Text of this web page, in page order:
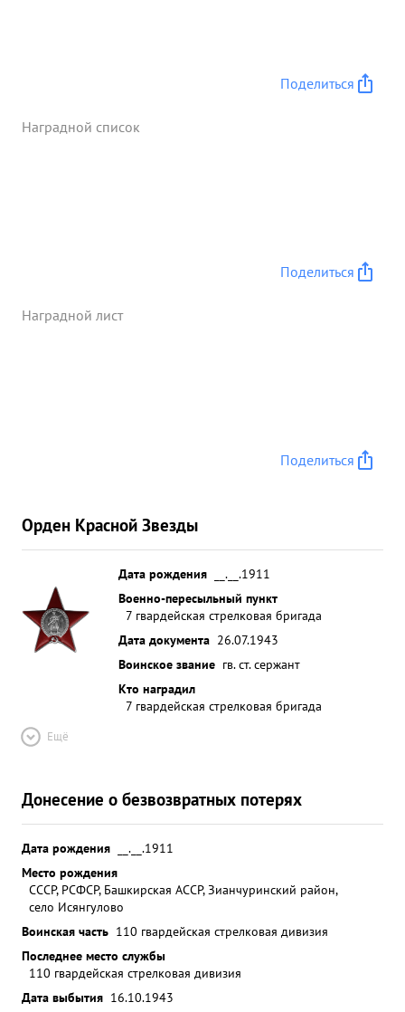
Поделиться
Наградной список
Поделиться
Наградной лист
Поделиться
Орден Красной Звезды
Дата рождения
__.__.1911
Военно-пересыльный пункт
7 гвардейская стрелковая бригада
Дата документа 26.07.1943
Воинское звание гв. ст. сержант
Кто наградил
7 гвардейская стрелковая бригада
Ещё
Донесение о безвозвратных потерях
Дата рождения
__.__.1911
Место рождения
СССР, РСФСР, Башкирская АССР, Зианчуринский район,
село Исянгулово
Воинская часть 110 гвардейская стрелковая дивизия
Последнее место службы
110 гвардейская стрелковая дивизия
Дата выбытия 16.10.1943